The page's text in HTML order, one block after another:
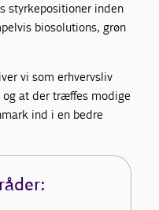
styrkepositioner inden
biosolutions, grøn
vi som erhvervsliv
at der træffes modige
ind i en bedre